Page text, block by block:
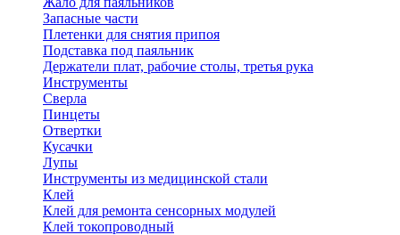
Запасные части
Плетенки для снятия припоя
Подставка под паяльник
Держатели плат, рабочие столы, третья рука
Инструменты
Сверла
Пинцеты
Отвертки
Кусачки
Лупы
Инструменты из медицинской стали
Клей
Клей для ремонта сенсорных модулей
Клей токопроводный